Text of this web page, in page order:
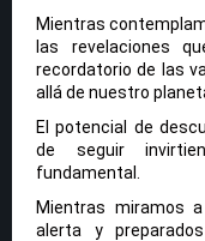
Mientras
las revelaciones
recordatorio de las
allá de nuestro
El potencial de
de seguir
fundamental.
Mientras miramos
alerta y